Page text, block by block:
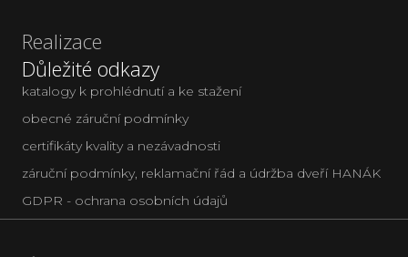
Realizace
Důležité odkazy
katalogy k prohlédnutí a ke stažení
obecné záruční podmínky
certifikáty kvality a nezávadnosti
záruční podmínky, reklamační řád a údržba dveří HANÁK
GDPR - ochrana osobních údajů